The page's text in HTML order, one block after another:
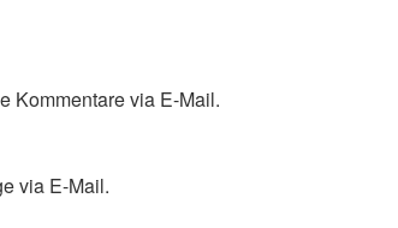
Kommentare via E-Mail.
via E-Mail.